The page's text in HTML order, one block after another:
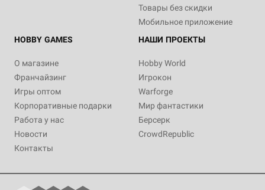
Товары без скидки
Мобильное приложение
HOBBY GAMES
О магазине
Франчайзинг
Игры оптом
Корпоративные подарки
Работа у нас
Новости
Контакты
НАШИ ПРОЕКТЫ
Hobby World
Игрокон
Warforge
Мир фантастики
Берсерк
CrowdRepublic